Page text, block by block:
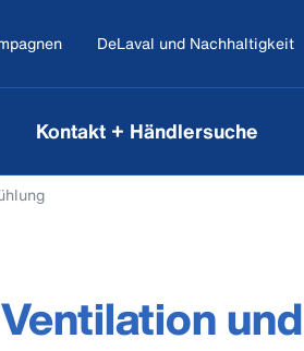
DeLaval und Nachhaltigkeit
Kontakt + Händlersuche
Ventilation